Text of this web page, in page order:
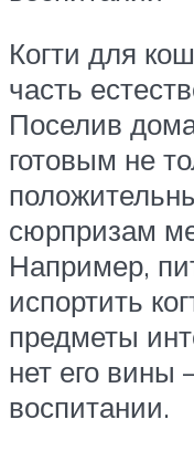
Когти для
часть
Поселив
готовым не
сюрпризам
Например,
испортить
предметы
нет его вины
воспитании.